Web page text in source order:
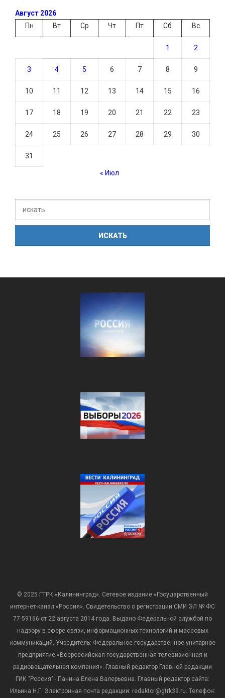
Август 2026
Пн
Вт Ср Чт Пт Сб Вс
1 2
3 4 5 6 7 8 9
10 11 12 13 14 15 16
17 18 19 20 21 22 23
24 25 26 27 28 29 30
31
« Июл
© 2025 ГТРК «Калининград». Сетевое издание «Государственный
интернет-канал «Россия». Свидетельство о регистрации СМИ ЭЛ № ФС
77-59166 от 22 августа 2014 года. Выдано Федеральной службой по
надзору в сфере связи, информационных технологий и массовых
коммуникаций. Учредитель: Федеральное государственное унитарное
предприятие «Всероссийская государственная телевизионная и
радиовещательная компания». Главный редактор Главной редакции
ГИК "Россия" - Панина Елена Валерьевна. Главный редактор сайта:
Ильина Н.Г. Электронная почта редакции: redaktor@gtrk39.ru. Телефон: